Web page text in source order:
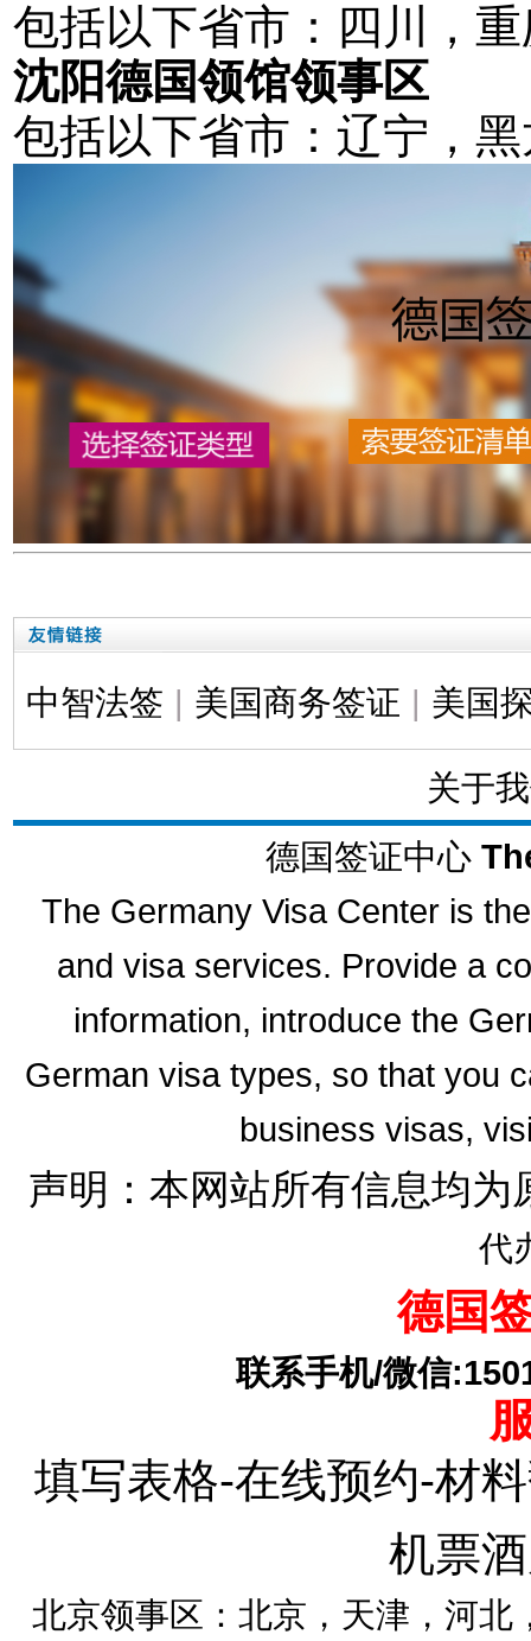
包括以下省市：四川，
沈阳德国领馆领事区
包括以下省市：辽宁，
中智法签 | 美国商务签证 | 美国
关于
德国签证中心
The Germany Visa Center is
and visa services. Provide a
information, introduce the
German visa types, so that you
business visas,
声明：本网站所有信息均为
代
德国
联系手机/微信
填写表格-在线预约-材
机票
北京领事区：北京，天津，河